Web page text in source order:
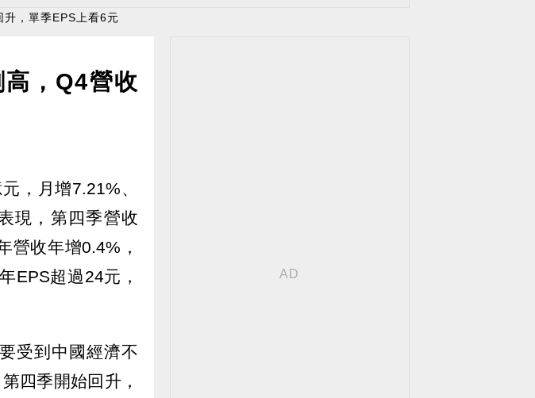
，單季EPS上看6元
，Q4營收
，月增7.21%、
現，第四季營收
營收年增0.4%，
EPS超過24元，
受到中國經濟不
四季開始回升，